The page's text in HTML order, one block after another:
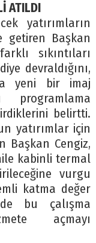
ATILDI
yatırımların
getiren Başkan
sıkıntıları
devraldığını,
yeni bir imaj
programlama
belirtti.
yatırımlar için
Başkan Cengiz,
kabinli termal
vurgu
katma değer
bu çalışma
açmayı